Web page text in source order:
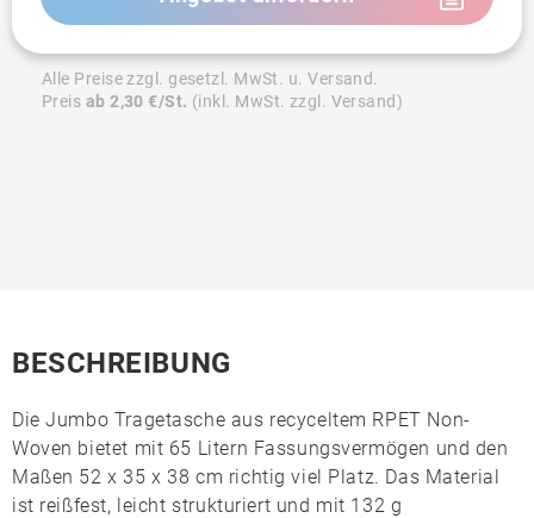
Alle Preise zzgl. gesetzl. MwSt. u. Versand.
Preis ab 2,30 €/St. (inkl. MwSt. zzgl. Versand)
BESCHREIBUNG
DieJumbo Tragetasche aus recyceltem RPET Non-
Woven bietet mit 65 Litern Fassungsvermögen und den
Maßen 52 x 35 x 38 cm richtig viel Platz. Das Material
ist reißfest, leicht strukturiert und mit 132 g